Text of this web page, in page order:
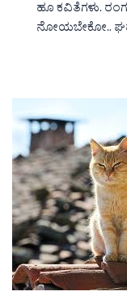
ಹೂ ಕವಿತೆಗಳು.
ನೋಯಬೇಕೋ..